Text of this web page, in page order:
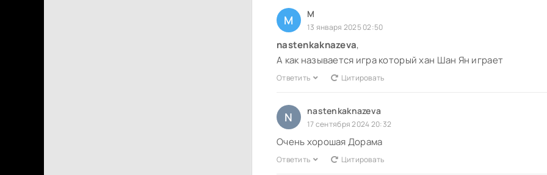
М М
13 января 2025 02:50
nastenkaknazeva,
А как называется игра который хан Шан Ян играет
Ответить Цитировать
N nastenkaknazeva
17 сентября 2024 20:32
Очень хорошая Дорама
Ответить Цитировать